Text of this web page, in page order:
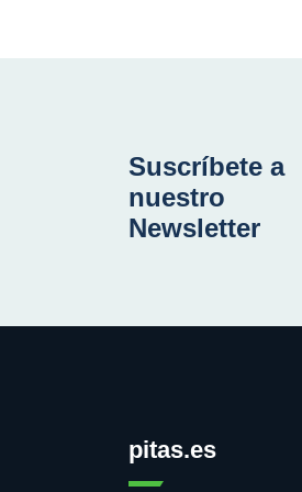
Suscríbete a
nuestro
Newsletter
pitas.es